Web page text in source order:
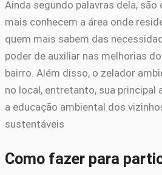
Ainda segundo palavras dela,
mais conhecem a área onde
quem mais sabem das
poder de auxiliar nas melhorias
bairro. Além disso, o zelador
no local, entretanto, sua principal
a educação ambiental dos
sustentáveis
Como fazer para